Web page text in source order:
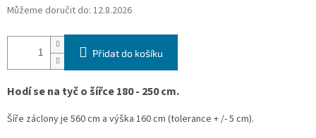
Můžeme doručit do: 12.8.2026
Přidat do košíku
Hodí se na tyč o šířce 180 - 250 cm.
Šíře záclony je 560 cm a výška 160 cm (tolerance + /- 5 cm).